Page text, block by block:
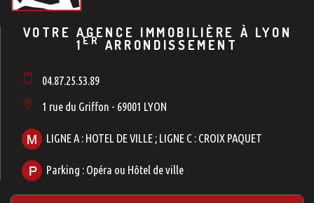
VOTRE AGENCE IMMOBILIÈRE À LYON
1 ER ARRONDISSEMENT
04.87.25.53.89
1 rue du Griffon - 69001 LYON
LIGNE A : HOTEL DE VILLE ; LIGNE C : CROIX PAQUET
Parking : Opéra ou Hôtel de ville